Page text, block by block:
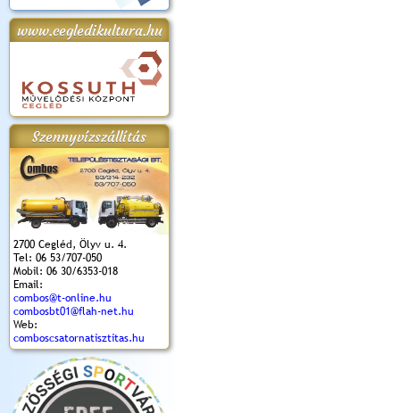
www.cegledikultura.hu
Szennyvízszállítás
2700 Cegléd, Ölyv u. 4.
Tel: 06 53/707-050
Mobil: 06 30/6353-018
Email:
combos@t-online.hu
combosbt01@flah-net.hu
Web:
comboscsatornatisztitas.hu
2018.
Kossuth Toborzó
Ünnepély
Szent István Ünnepe
(2017. 08. 20.)